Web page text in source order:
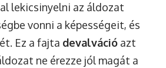
lekicsinyelni az áldozat
vonni a képességeit, és
Ez a fajta devalváció azt
ne érezze jól magát a